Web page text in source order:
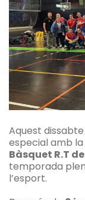
Aquest
especial amb la
Bàsquet R.T
temporada
l’esport.